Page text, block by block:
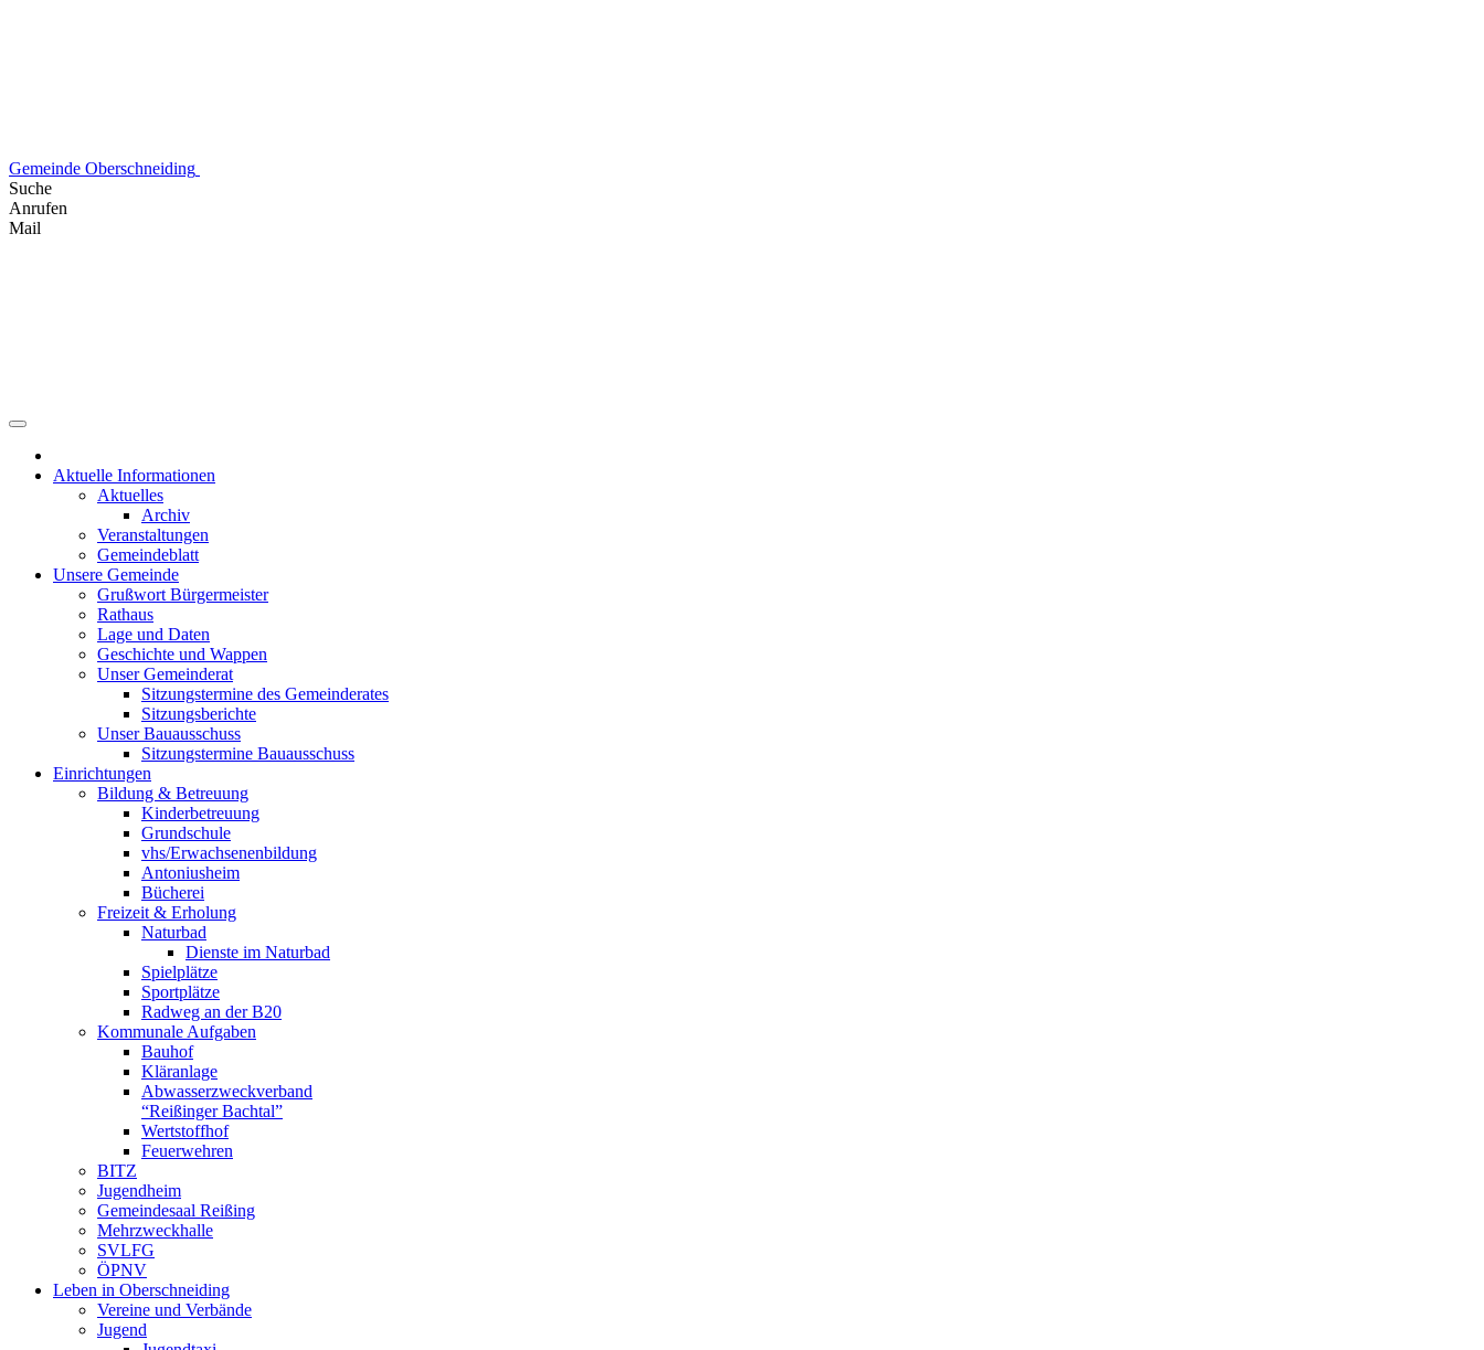
Gemeinde Oberschneiding
Suche
Anrufen
Mail
Aktuelle Informationen
Aktuelles
Archiv
Veranstaltungen
Gemeindeblatt
Unsere Gemeinde
Grußwort Bürgermeister
Rathaus
Lage und Daten
Geschichte und Wappen
Unser Gemeinderat
Sitzungstermine des Gemeinderates
Sitzungsberichte
Unser Bauausschuss
Sitzungstermine Bauausschuss
Einrichtungen
Bildung & Betreuung
Kinderbetreuung
Grundschule
vhs/Erwachsenenbildung
Antoniusheim
Bücherei
Freizeit & Erholung
Naturbad
Dienste im Naturbad
Spielplätze
Sportplätze
Radweg an der B20
Kommunale Aufgaben
Bauhof
Kläranlage
Abwasserzweckverband
“Reißinger Bachtal”
Wertstoffhof
Feuerwehren
BITZ
Jugendheim
Gemeindesaal Reißing
Mehrzweckhalle
SVLFG
ÖPNV
Leben in Oberschneiding
Vereine und Verbände
Jugend